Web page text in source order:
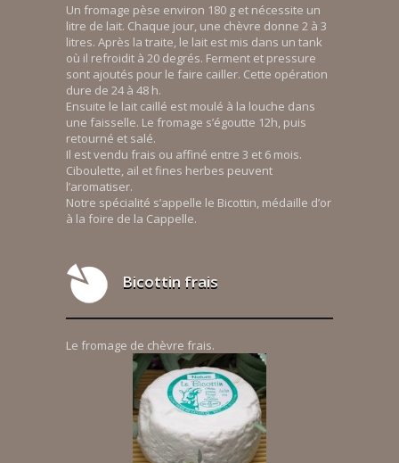
Un fromage pèse environ 180 g et nécessite un
litre de lait. Chaque jour, une chèvre donne 2 à 3
litres. Après la traite, le lait est mis dans un tank
où il refroidit à 20 degrés. Ferment et pressure
sont ajoutés pour le faire cailler. Cette opération
dure de 24 à 48 h.
Ensuite le lait caillé est moulé à la louche dans
une faisselle. Le fromage s’égoutte 12h, puis
retourné et salé.
Il est vendu frais ou affiné entre 3 et 6 mois.
Ciboulette, ail et fines herbes peuvent
l’aromatiser.
Notre spécialité s’appelle le Bicottin, médaille d’or
à la foire de la Cappelle.
Bicottin frais
Le fromage de chèvre frais.